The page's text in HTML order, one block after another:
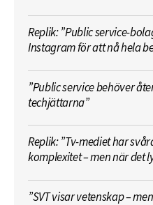
Replik: ”Public service-
Instagram för att nå hela
”Public service behöver
techjättarna”
Replik: ”Tv-mediet har
komplexitet – men när det
”SVT visar vetenskap –